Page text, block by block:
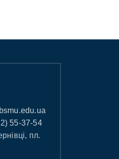
55-37-54
пл.